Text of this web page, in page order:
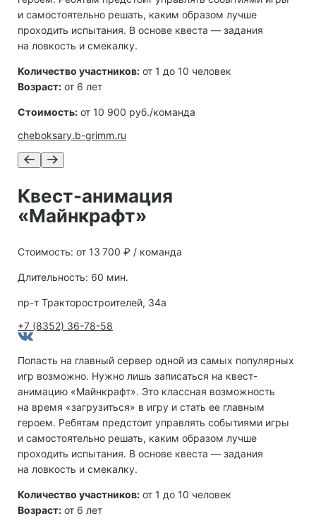
и самостоятельно решать, каким образом лучше
проходить испытания. В основе квеста — задания
на ловкость и смекалку.
Количество участников: от 1 до 10 человек
Возраст: от 6 лет
Стоимость: от 10 900 руб./команда
cheboksary.b-grimm.ru
Квест-анимация
«Майнкрафт»
Стоимость: от 13 700 ₽ / команда
Длительность: 60 мин.
пр-т Тракторостроителей, 34а
+7 (8352) 36-78-58
Попасть на главный сервер одной из самых популярных
игр возможно. Нужно лишь записаться на квест-
анимацию «Майнкрафт». Это классная возможность
на время «загрузиться» в игру и стать ее главным
героем. Ребятам предстоит управлять событиями игры
и самостоятельно решать, каким образом лучше
проходить испытания. В основе квеста — задания
на ловкость и смекалку.
Количество участников: от 1 до 10 человек
Возраст: от 6 лет